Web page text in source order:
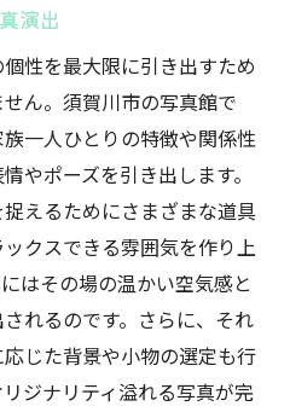
演出
性を最大限に引き出すため
ん。須賀川市の写真館で
一人ひとりの特徴や関係性
やポーズを引き出します。
えるためにさまざまな道具
クスできる雰囲気を作り上
はその場の温かい空気感と
れるのです。さらに、それ
じた背景や小物の選定も行
ジナリティ溢れる写真が完